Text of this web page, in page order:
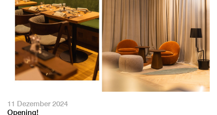
11 Dezember 2024
Opening!